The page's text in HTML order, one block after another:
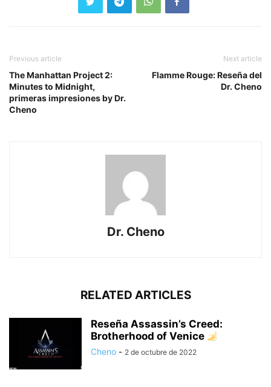
Previous article
The Manhattan Project 2:
Minutes to Midnight,
primeras impresiones by Dr.
Cheno
Next article
Flamme Rouge: Reseña del
Dr. Cheno
Dr. Cheno
RELATED ARTICLES
Reseña Assassin’s Creed:
Brotherhood of Venice
Cheno - 2 de octubre de 2022